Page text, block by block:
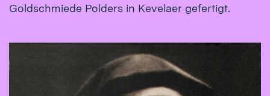
Goldschmiede Polders in Kevelaer gefertigt.